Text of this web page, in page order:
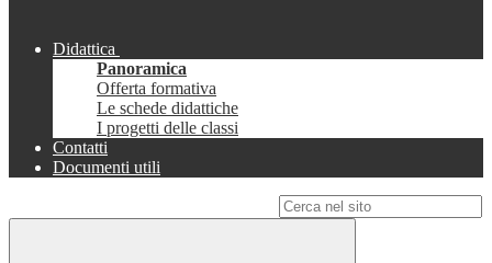
Didattica
Panoramica
Offerta formativa
Le schede didattiche
I progetti delle classi
Contatti
Documenti utili